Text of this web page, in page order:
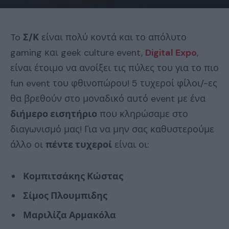
To Σ/Κ είναι πολύ κοντά και το απόλυτο
gaming και geek culture event, Digital Expo,
είναι έτοιμο να ανοίξει τις πύλες του για το πιο
fun event του φθινοπώρου! 5 τυχεροί φίλοι/-ες
θα βρεθούν στο μοναδικό αυτό event με ένα
διήμερο εισητήριο που κληρώσαμε στο
διαγωνισμό μας! Για να μην σας καθυστερούμε
άλλο οι πέντε τυχεροί είναι οι:
Κομπιτσάκης Κώστας
Σίμος Πλουμπιδης
Μαριλίζα Αρμακόλα